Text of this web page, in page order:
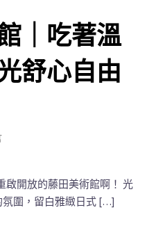
｜吃著溫
舒心自由
啟開放的藤田美術館啊！ 光
氛圍，留白雅緻日式 […]